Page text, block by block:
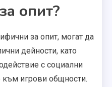
опит?
за опит, могат да
дейности, като
с социални
игрови общности.